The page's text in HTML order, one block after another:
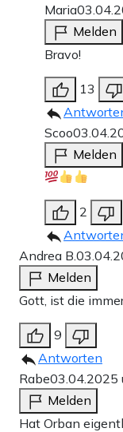
Maria
Melden
Bravo!
13
Scoo
Melden
2
Andrea B.
Melden
Gott, ist die
9
Antworten
Rabe03.04.2025
Melden
Hat Orban